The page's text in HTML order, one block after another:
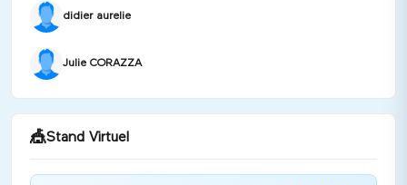
didier aurelie
Julie CORAZZA
🎪Stand Virtuel